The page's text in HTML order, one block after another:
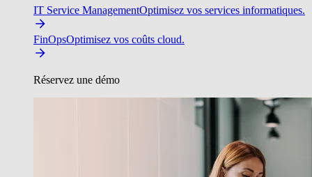
IT Service ManagementOptimisez vos services informatiques.
FinOpsOptimisez vos coûts cloud.
Réservez une démo